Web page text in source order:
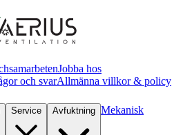
Jobba hos
och svarAllmänna villkor & policy
Service Avfuktning Mekanisk